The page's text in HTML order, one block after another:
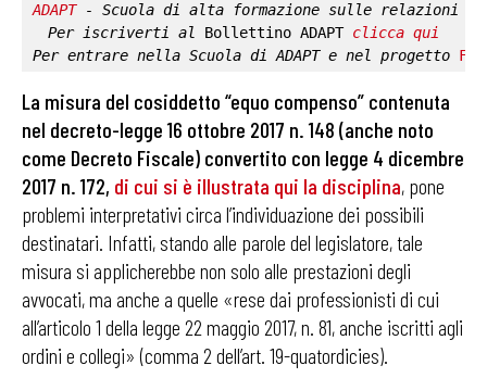
ADAPT - Scuola di alta formazione sulle relazioni
Per iscriverti al Bollettino ADAPT clicca qui
Per entrare nella Scuola di ADAPT e nel progetto
La misura del cosiddetto “equo compenso” contenuta
nel decreto-legge 16 ottobre 2017 n. 148 (anche noto
come Decreto Fiscale) convertito con legge 4 dicembre
2017 n. 172, di cui si è illustrata qui la disciplina, pone
problemi interpretativi circa l’individuazione dei possibili
destinatari. Infatti, stando alle parole del legislatore, tale
misura si applicherebbe non solo alle prestazioni degli
avvocati, ma anche a quelle «rese dai professionisti di cui
all’articolo 1 della legge 22 maggio 2017, n. 81, anche iscritti agli
ordini e collegi» (comma 2 dell’art. 19-quatordicies).